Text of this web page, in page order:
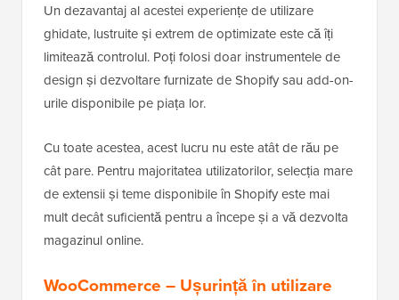
Un dezavantaj al acestei experiențe de utilizare
ghidate, lustruite și extrem de optimizate este că îți
limitează controlul. Poți folosi doar instrumentele de
design și dezvoltare furnizate de Shopify sau add-on-
urile disponibile pe piața lor.
Cu toate acestea, acest lucru nu este atât de rău pe
cât pare. Pentru majoritatea utilizatorilor, selecția mare
de extensii și teme disponibile în Shopify este mai
mult decât suficientă pentru a începe și a vă dezvolta
magazinul online.
WooCommerce – Ușurință în utilizare